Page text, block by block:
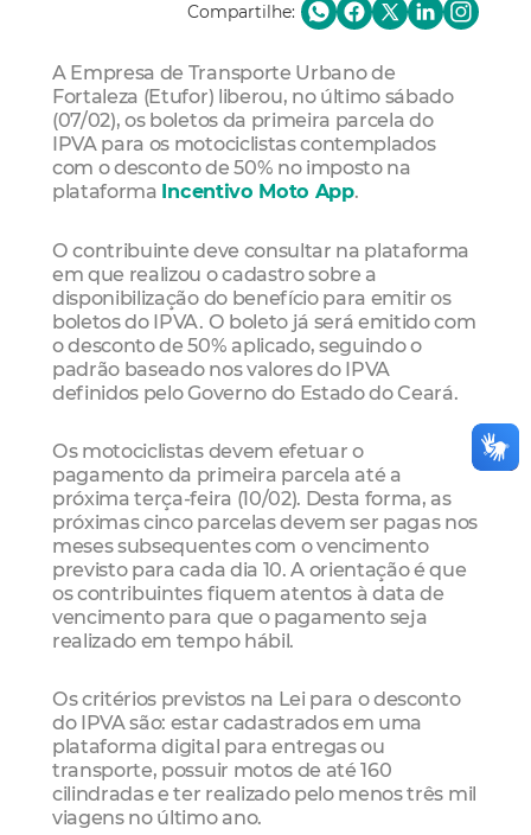
Compartilhe:
A Empresa de Transporte Urbano de
Fortaleza (Etufor) liberou, no último sábado
(07/02), os boletos da primeira parcela do
IPVA para os motociclistas contemplados
com o desconto de 50% no imposto na
plataforma Incentivo Moto App.
O contribuinte deve consultar na plataforma
em que realizou o cadastro sobre a
disponibilização do benefício para emitir os
boletos do IPVA. O boleto já será emitido com
o desconto de 50% aplicado, seguindo o
padrão baseado nos valores do IPVA
definidos pelo Governo do Estado do Ceará.
Os motociclistas devem efetuar o
pagamento da primeira parcela até a
próxima terça-feira (10/02). Desta forma, as
próximas cinco parcelas devem ser pagas nos
meses subsequentes com o vencimento
previsto para cada dia 10. A orientação é que
os contribuintes fiquem atentos à data de
vencimento para que o pagamento seja
realizado em tempo hábil.
Os critérios previstos na Lei para o desconto
do IPVA são: estar cadastrados em uma
plataforma digital para entregas ou
transporte, possuir motos de até 160
cilindradas e ter realizado pelo menos três mil
viagens no último ano.